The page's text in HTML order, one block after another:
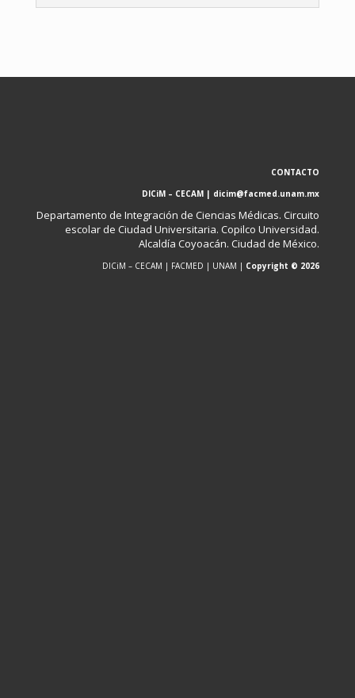
CONTACTO
DICiM – CECAM | dicim@facmed.unam.mx
Departamento de Integración de Ciencias Médicas. Circuito
escolar de Ciudad Universitaria. Copilco Universidad.
Alcaldía Coyoacán. Ciudad de México.
DICiM – CECAM | FACMED | UNAM | Copyright © 2026